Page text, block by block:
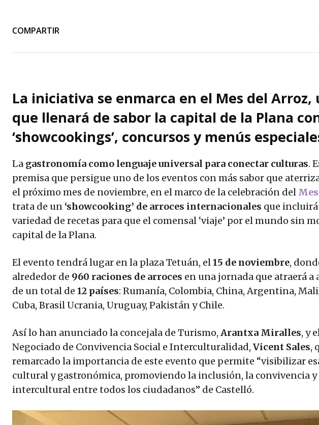
COMPARTIR
La iniciativa se enmarca en el Mes del Arroz,
que llenará de sabor la capital de la Plana
‘showcookings’, concursos y menús
La gastronomía como lenguaje universal para conectar culturas.
premisa que persigue uno de los eventos con más sabor que
el próximo mes de noviembre, en el marco de la celebración del
trata de un ‘showcooking’ de arroces internacionales que
variedad de recetas para que el comensal ‘viaje’ por el mundo sin
capital de la Plana.
El evento tendrá lugar en la plaza Tetuán, el15 de noviembre,
alrededor de 960 raciones de arroces en una jornada que atraerá a
de un total de 12 países: Rumanía, Colombia, China, Argentina,
Cuba, Brasil Ucrania, Uruguay, Pakistán y Chile.
Así lo han anunciado la concejala de Turismo, Arantxa Miralles, y
Negociado de Convivencia Social e Interculturalidad, Vicent Sales,
remarcado la importancia de este evento que permite “visibilizar
cultural y gastronómica, promoviendo la inclusión, la convivencia
intercultural entre todos los ciudadanos” de Castelló.